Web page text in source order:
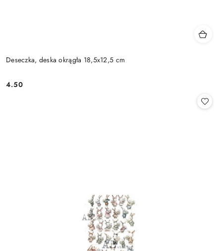
Deseczka, deska okrągła 18,5x12,5 cm
Cena:
4.50